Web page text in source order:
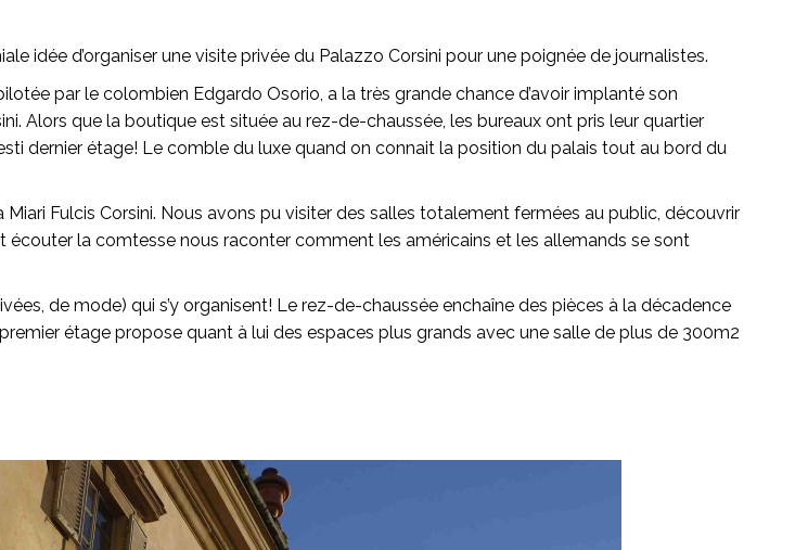
idée d’organiser une visite privée du Palazzo Corsini pour une poignée de journalistes.
par le colombien Edgardo Osorio, a la très grande chance d’avoir implanté son
Alors que la boutique est située au rez-de-chaussée, les bureaux ont pris leur quartier
dernier étage! Le comble du luxe quand on connait la position du palais tout au bord du
Fulcis Corsini. Nous avons pu visiter des salles totalement fermées au public, découvrir
écouter la comtesse nous raconter comment les américains et les allemands se sont
de mode) qui s’y organisent! Le rez-de-chaussée enchaîne des pièces à la décadence
étage propose quant à lui des espaces plus grands avec une salle de plus de 300m2